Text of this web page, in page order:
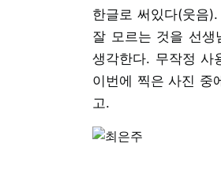
한글로 써있다(웃음
잘 모르는 것을 선생
생각한다. 무작정 사
이번에 찍은 사진 중
고.